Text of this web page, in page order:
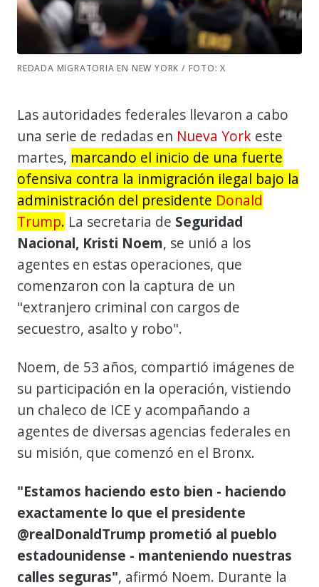
REDADA MIGRATORIA EN NEW YORK / FOTO: X
Las autoridades federales llevaron a cabo
una serie de redadas en Nueva York este
martes, marcando el inicio de una fuerte
ofensiva contra la inmigración ilegal bajo la
administración del presidente Donald
Trump. La secretaria de Seguridad
Nacional, Kristi Noem, se unió a los
agentes en estas operaciones, que
comenzaron con la captura de un
"extranjero criminal con cargos de
secuestro, asalto y robo".
Noem, de 53 años, compartió imágenes de
su participación en la operación, vistiendo
un chaleco de ICE y acompañando a
agentes de diversas agencias federales en
su misión, que comenzó en el Bronx.
"Estamos haciendo esto bien - haciendo
exactamente lo que el presidente
@realDonaldTrump prometió al pueblo
estadounidense - manteniendo nuestras
calles seguras", afirmó Noem. Durante la